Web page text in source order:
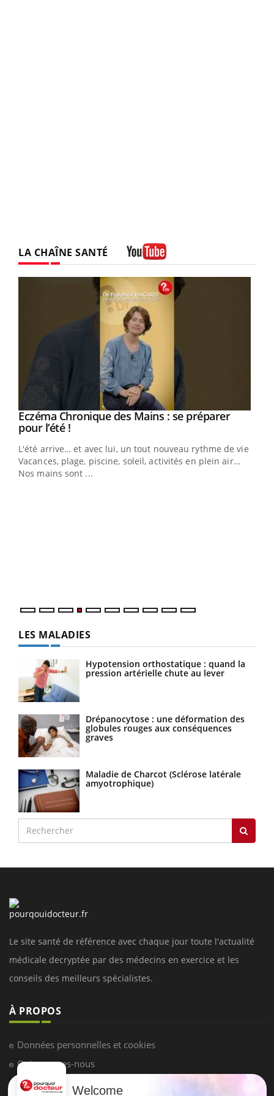
LA CHAÎNE SANTÉ
Youtube
Eczéma Chronique des Mains : se préparer
pour l’été !Youtube
L'été arrive… et avec lui, un tout nouveau rythme de vie !
Vacances, plage, piscine, soleil, activités en plein air…
Nos mains sont ...
LES MALADIES
Hypotension orthostatique : quand la
pression artérielle chute au lever
Drépanocytose : une déformation des
globules rouges aux conséquences
graves
Maladie de Charcot (Sclérose latérale
amyotrophique)
Le site santé de référence avec chaque jour toute l'actualité
médicale decryptée par des médecins en exercice et les
conseils des meilleurs spécialistes.
À PROPOS
Données personnelles et cookies
Qui sommes-nous
Conditions d'utilisation
Welcome